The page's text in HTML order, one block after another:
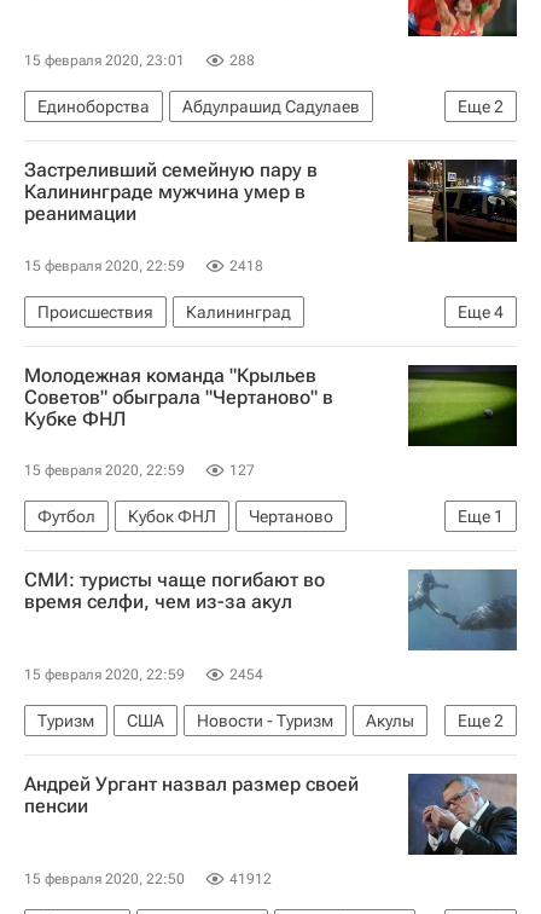
15 февраля 2020, 23:01 288
Еще2
Единоборства
Абдулрашид Садулаев
Чемпионат Европы по борьбе
Борьба
Застреливший семейную пару в
Калининграде мужчина умер в
реанимации
15 февраля 2020, 22:59 2418
Еще4
Происшествия
Калининград
Калининградская область
Следственный комитет России (СК РФ)
Расстрел семейной пары в Калининграде
Россия
Молодежная команда "Крыльев
Советов" обыграла "Чертаново" в
Кубке ФНЛ
15 февраля 2020, 22:59 127
Еще 1
Футбол Кубок ФНЛ
Чертаново
Крылья Советов (мол.)
СМИ: туристы чаще погибают во
время селфи, чем из-за акул
15 февраля 2020, 22:59 2454
Еще2
Туризм США Новости - Туризм
Акулы
туристы
Туризм
Андрей Ургант назвал размер своей
пенсии
15 февраля 2020, 22:50 41912